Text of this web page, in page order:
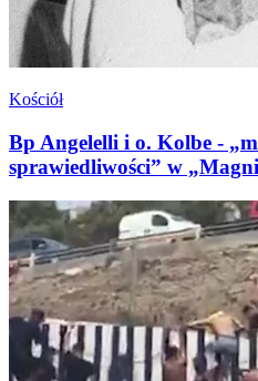
Kościół
Bp Angelelli i o. Kolbe -
sprawiedliwości” w